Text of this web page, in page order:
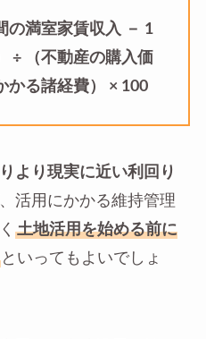
の満室家賃収入 － 1
÷ （不動産の購入価
かる諸経費） × 100
より現実に近い利回り
活用にかかる維持管理
土地活用を始める前に
といってもよいでしょ